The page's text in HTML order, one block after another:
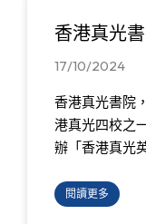
香港真光
17/10/2024
香港真光書院
港真光四校之
辦「香港真光
閱讀更多